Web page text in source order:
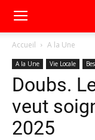
Accueil A la Une
A la Une Vie Locale
Doubs.
veut
2025